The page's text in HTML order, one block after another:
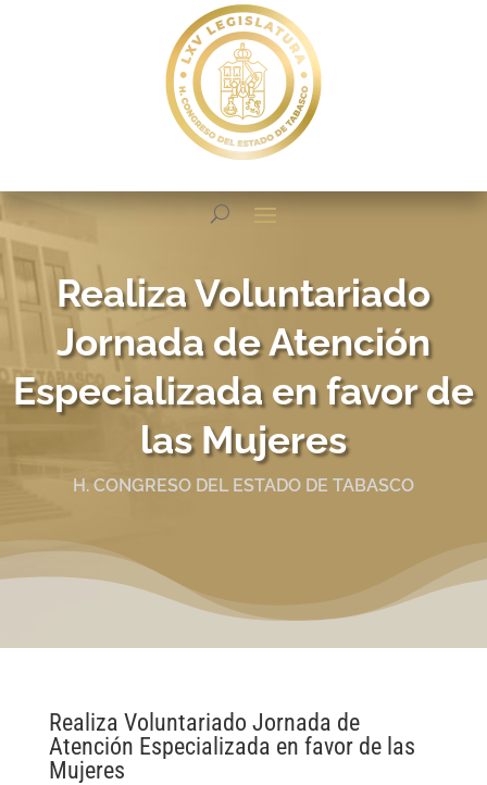
Realiza Voluntariado
Jornada de Atención
Especializada en favor de
las Mujeres
H. CONGRESO DEL ESTADO DE TABASCO
Realiza Voluntariado Jornada de
Atención Especializada en favor de las
Mujeres